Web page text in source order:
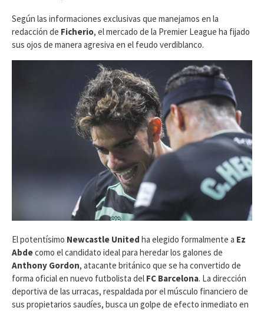
​Según las informaciones exclusivas que manejamos en la
redacción de Ficherio, el mercado de la Premier League ha fijado
sus ojos de manera agresiva en el feudo verdiblanco.
El potentísimo Newcastle United ha elegido formalmente a Ez
Abdecomo el candidato ideal para heredar los galones de
Anthony Gordon, atacante británico que se ha convertido de
forma oficial en nuevo futbolista del FC Barcelona. La dirección
deportiva de las urracas, respaldada por el músculo financiero de
sus propietarios saudíes, busca un golpe de efecto inmediato en